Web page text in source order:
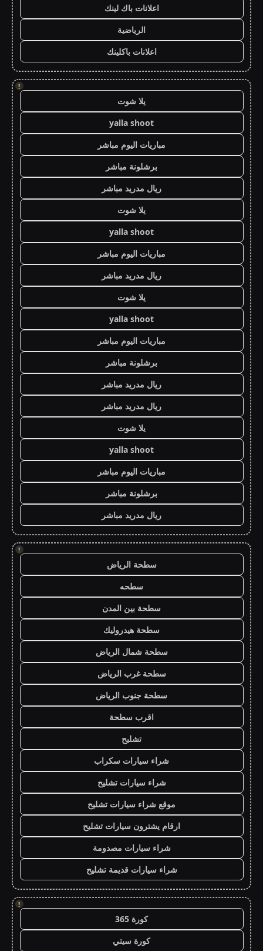
اعلانات باك لينك
الرياضية
اعلانات باكلينك
!
يلا شوت
yalla shoot
مباريات اليوم مباشر
برشلونة مباشر
ريال مدريد مباشر
يلا شوت
yalla shoot
مباريات اليوم مباشر
ريال مدريد مباشر
يلا شوت
yalla shoot
مباريات اليوم مباشر
برشلونة مباشر
ريال مدريد مباشر
ريال مدريد مباشر
يلا شوت
yalla shoot
مباريات اليوم مباشر
برشلونة مباشر
ريال مدريد مباشر
!
سطحة الرياض
سطحه
سطحة بين المدن
سطحة هيدروليك
سطحة شمال الرياض
سطحة غرب الرياض
سطحة جنوب الرياض
اقرب سطحة
تشليح
شراء سيارات سكراب
شراء سيارات تشليح
موقع شراء سيارات تشليح
ارقام يشترون سيارات تشليح
شراء سيارات مصدومة
شراء سيارات قديمة تشليح
!
كورة 365
كورة سيتي